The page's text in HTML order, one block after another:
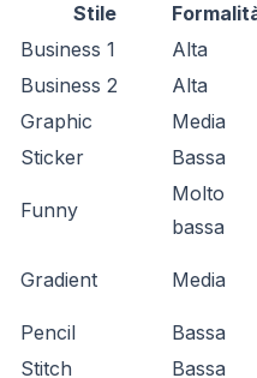
Stile
Business 1
Alta
Business 2
Alta
Graphic
Media
Sticker
Bassa
Funny
Molto
bassa
Gradient Media
Pencil Bassa
Stitch
Bassa